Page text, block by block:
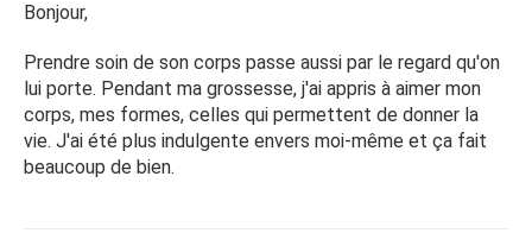
Bonjour,
Prendre soin de son corps passe aussi par le regard qu'on
lui porte. Pendant ma grossesse, j'ai appris à aimer mon
corps, mes formes, celles qui permettent de donner la
vie. J'ai été plus indulgente envers moi-même et ça fait
beaucoup de bien.